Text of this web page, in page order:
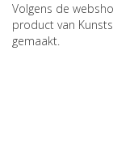
Volgens de
product van
gemaakt.